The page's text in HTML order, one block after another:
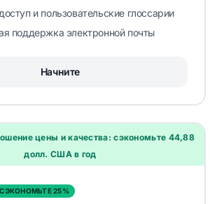
и пользовательские глоссарии
поддержка электронной почты
Начните
цены и качества: сэкономьте 44,88
долл. США в год
СЭКОНОМЬТЕ 25%